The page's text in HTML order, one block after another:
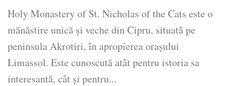
Holy Monastery of St. Nicholas of the Cats este o
mănăstire unică și veche din Cipru, situată pe
peninsula Akrotiri, în apropierea orașului
Limassol. Este cunoscută atât pentru istoria sa
interesantă, cât și pentru...